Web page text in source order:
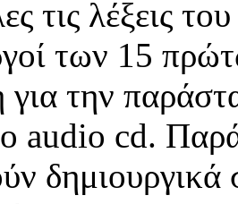
τις λέξεις
των 15
την
audio cd.